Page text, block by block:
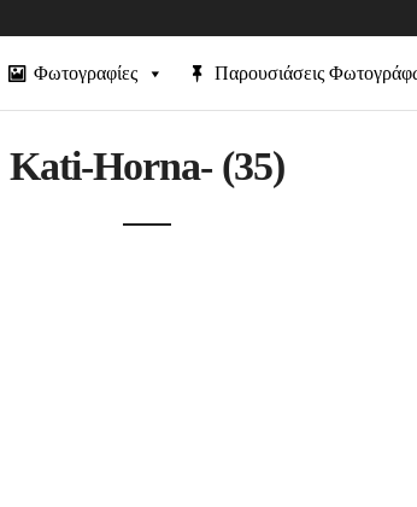
Φωτογραφίες Παρουσιάσεις
Kati-Horna- (35)